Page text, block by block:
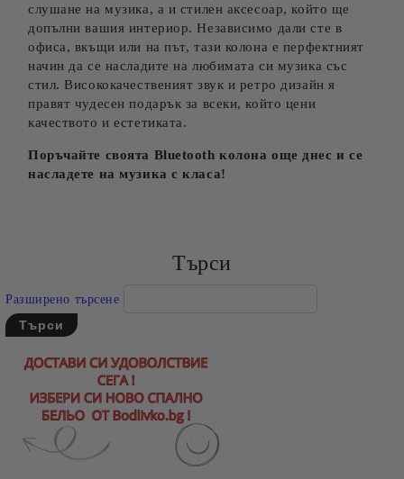
слушане на музика, а и стилен аксесоар, който ще
допълни вашия интериор. Независимо дали сте в
офиса, вкъщи или на път, тази колона е перфектният
начин да се насладите на любимата си музика със
стил. Висококачественият звук и ретро дизайн я
правят чудесен подарък за всеки, който цени
качеството и естетиката.
Поръчайте своята Bluetooth колона още днес и се
насладете на музика с класа!
Търси
Разширено търсене